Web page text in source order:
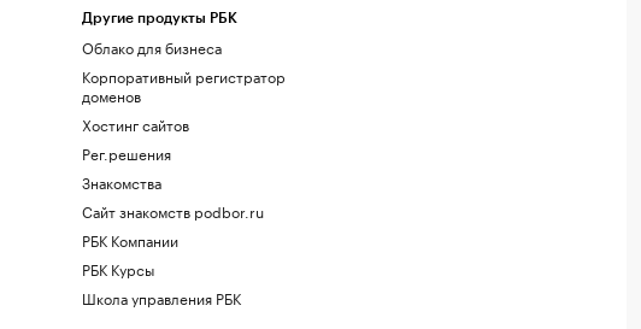
Другие продукты РБК
Облако для бизнеса
Корпоративный регистратор
доменов
Хостинг сайтов
Рег.решения
Знакомства
Сайт знакомств podbor.ru
РБК Компании
РБК Курсы
Школа управления РБК